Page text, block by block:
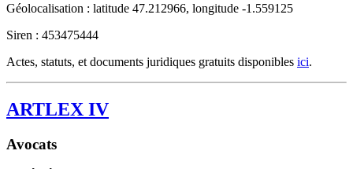
Géolocalisation : latitude 47.212966, longitude -1.559125
Siren : 453475444
Actes, statuts, et documents juridiques gratuits disponibles ici.
ARTLEX IV
Avocats